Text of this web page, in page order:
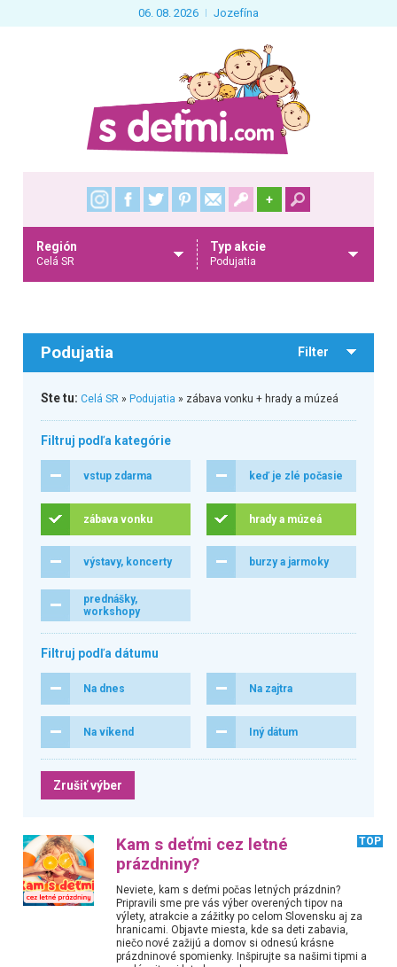
06. 08. 2026 Jozefína
+
Región
Celá SR
Typ akcie
Podujatia
Podujatia Filter
Ste tu: Celá SR» Podujatia » zábava vonku + hrady a múzeá
Filtruj podľa kategórie
vstup zdarma keď je zlé počasie
zábava vonku hrady a múzeá
výstavy, koncerty burzy a jarmoky
prednášky,
workshopy
Filtruj podľa dátumu
Na dnes Na zajtra
Na víkend Iný dátum
Zrušiť výber
Kam s deťmi cez letné
prázdniny?
TOP
Neviete, kam s deťmi počas letných prázdnin?
Pripravili sme pre vás výber overených tipov na
výlety, atrakcie a zážitky po celom Slovensku aj za
hranicami. Objavte miesta, kde sa deti zabavia,
niečo nové zažijú a domov si odnesú krásne
prázdninové spomienky. Inšpirujte sa našimi tipmi a